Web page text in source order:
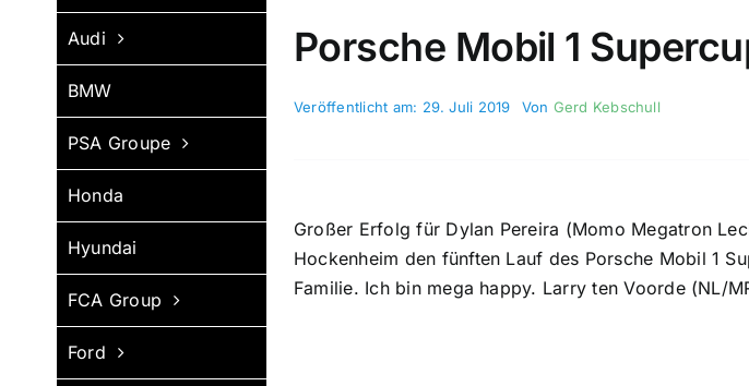
Audi
BMW
PSA Groupe
Honda
Hyundai
FCA Group
Ford
Porsche Mobil 1
Veröffentlicht am: 29. Juli 2019 Von Gerd Kebschull
Großer Erfolg für Dylan Pereira (Momo Megatron
Hockenheim den fünften Lauf des Porsche Mobil 1
Familie. Ich bin mega happy. Larry ten Voorde (NL/